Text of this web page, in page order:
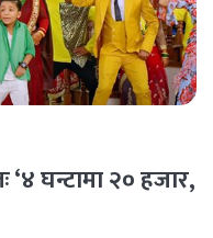
‘४ घन्टामा २० हजार,